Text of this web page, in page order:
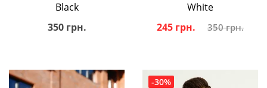
Black
350 грн.
White
245 грн.
350 грн.
-30%